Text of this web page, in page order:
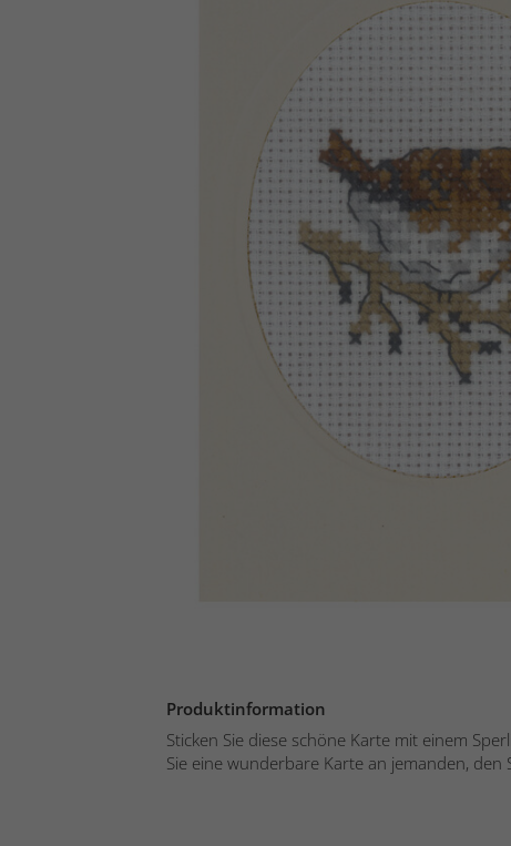
Produktinformation
Sticken Sie diese schöne Karte mit einem
Sie eine wunderbare Karte an jemanden, den